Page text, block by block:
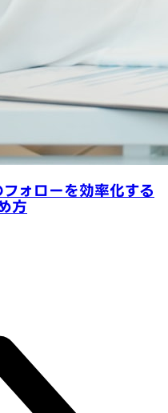
ォローを効率化する
方